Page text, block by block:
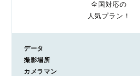
全国対応の
人気プラン！
データ
撮影場所
カメラマン